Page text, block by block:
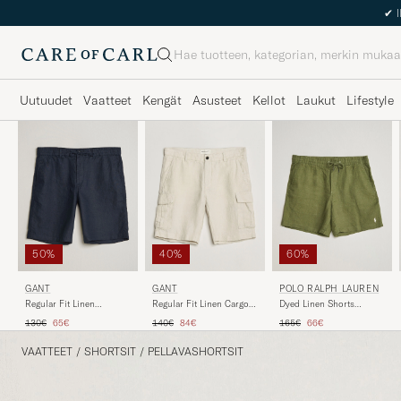
Haku
Uutuudet Vaatteet Kengät Asusteet Kellot Laukut Lifestyle
50%
GANT
Regular Fit Linen
Evening Blue
Tavallinen hinta
130€ Alennettu hinta
65€
40%
GANT
Regular Fit Linen Cargo
Tavallinen hinta
140€ Alennettu hinta
84€
60%
POLO RALPH LAUREN
Dyed Linen Shorts
Tavallinen hinta
165€ Alennettu hinta
66€
VAATTEET / SHORTSIT / PELLAVASHORTSIT